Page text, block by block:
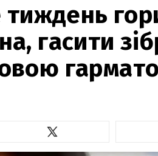
тиждень
гасити